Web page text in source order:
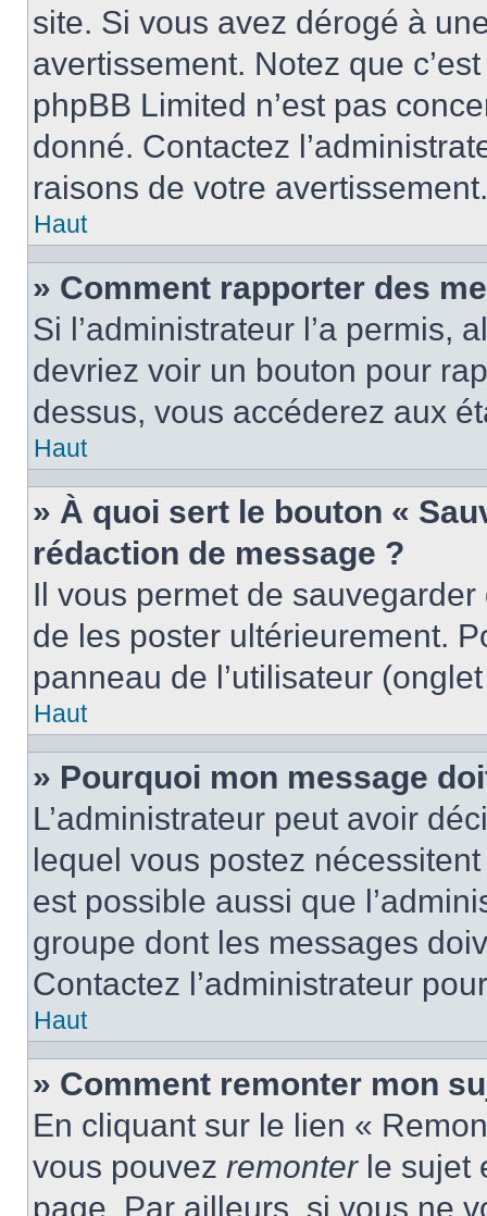
site. Si vous avez dérogé à
avertissement. Notez que
phpBB Limited n’est pas
donné. Contactez
raisons de votre avertissement.
Haut
» Comment rapporter des
Si l’administrateur l’a permis,
devriez voir un bouton pour
dessus, vous accéderez aux
Haut
» À quoi sert le bouton «
rédaction de message ?
Il vous permet de
de les poster ultérieurement.
panneau de l’utilisateur
Haut
» Pourquoi mon message
L’administrateur peut avoir
lequel vous postez
est possible aussi que
groupe dont les messages
Contactez l’administrateur
Haut
» Comment remonter mon
En cliquant sur le lien «
vous pouvez remonterle sujet
page. Par ailleurs, si vous ne